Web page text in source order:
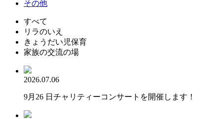
その他
すべて
リラのいえ
きょうだい児保育
家族の交流の場
2026.07.06
9月26 日チャリティーコンサートを開催します！